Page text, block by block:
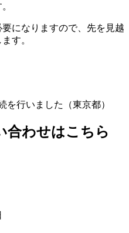
になりますので、先を見越
す。
を行いました（東京都）
合わせはこちら